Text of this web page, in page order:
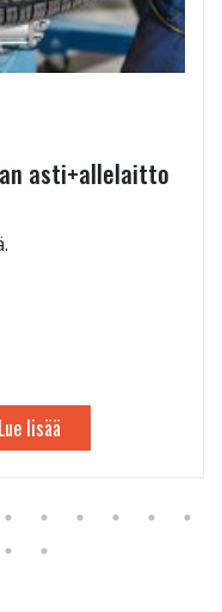
asti+allelaitto
Lue lisää